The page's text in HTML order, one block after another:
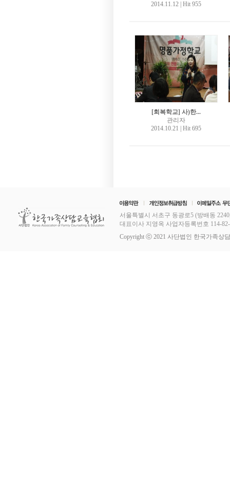
2014.11.12 Hit 955
[회복학교] 사)한...
관리자
2014.10.21
Hit 695
서울특별시 서초구 동광로5 (방배동
대표이사 지영옥 사업자등록번호 114-
Copyright ⓒ 2021 사단법인 한국가족상